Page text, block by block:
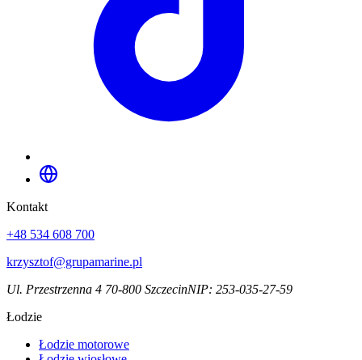
Kontakt
+48 534 608 700
krzysztof@grupamarine.pl
Ul. Przestrzenna 4 70-800 SzczecinNIP: 253-035-27-59
Łodzie
Łodzie motorowe